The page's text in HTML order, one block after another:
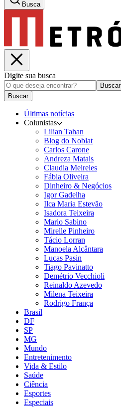
Busca
Digite sua busca
Buscar
Buscar
Últimas notícias
Colunistas
Lilian Tahan
Blog do Noblat
Carlos Carone
Andreza Matais
Claudia Meireles
Fábia Oliveira
Dinheiro & Negócios
Igor Gadelha
Ilca Maria Estevão
Isadora Teixeira
Mario Sabino
Mirelle Pinheiro
Tácio Lorran
Manoela Alcântara
Lucas Pasin
Tiago Pavinatto
Demétrio Vecchioli
Reinaldo Azevedo
Milena Teixeira
Rodrigo França
Brasil
DF
SP
MG
Mundo
Entretenimento
Vida & Estilo
Saúde
Ciência
Esportes
Especiais